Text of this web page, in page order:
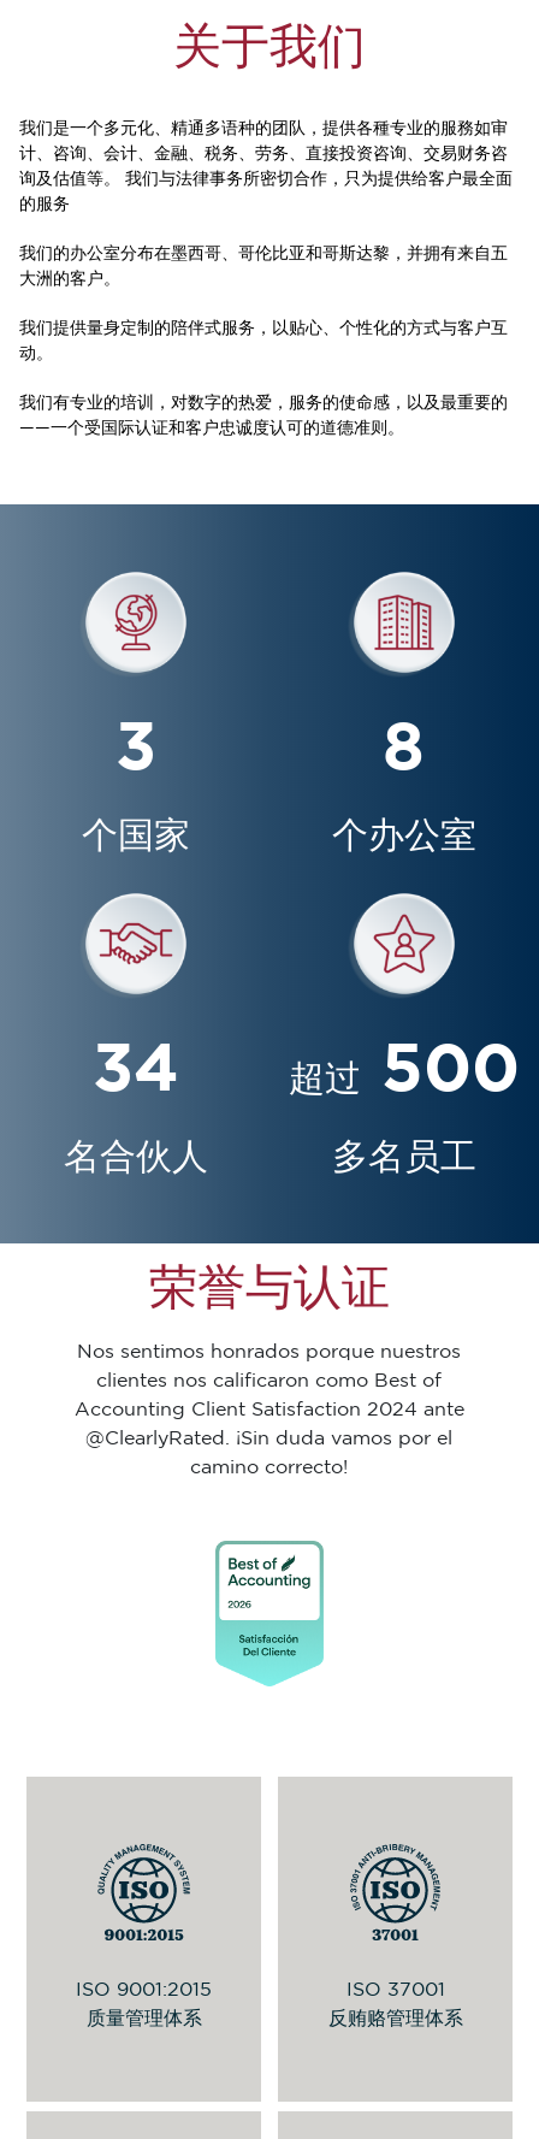
关于我们
我们是一个多元化、精通多语种的团队，提供各種专业的服務如审
计、咨询、会计、金融、税务、劳务、直接投资咨询、交易财务咨
询及估值等。 我们与法律事务所密切合作，只为提供给客户最全面
的服务
我们的办公室分布在墨西哥、哥伦比亚和哥斯达黎，并拥有来自五
大洲的客户。
我们提供量身定制的陪伴式服务，以贴心、个性化的方式与客户互
动。
我们有专业的培训，对数字的热爱，服务的使命感，以及最重要的
——一个受国际认证和客户忠诚度认可的道德准则。
3
个国家
8
个办公室
34
名合伙人
超过 500
多名员工
荣誉与认证
Nos sentimos honrados porque nuestros
clientes nos calificaron como Best of
Accounting Client Satisfaction 2024 ante
@ClearlyRated. ¡Sin duda vamos por el
camino correcto!
ISO 9001:2015
质量管理体系
该标准旨在持续提供符合客户要求以及
适用的法律和法规要求的产品与服务，
通过该管理系统的有效实施，提升客户
满意度。
更多信息
ISO 37001
反贿赂管理体系
用于促进企业道德并打击贿赂行为的国
际标准，适用于组织内部人员或代表组
织行事的第三方。